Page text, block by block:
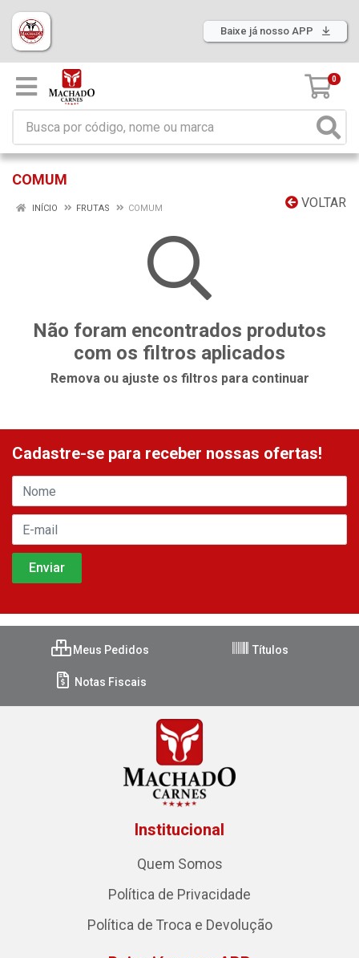
Baixe já nosso APP
0
COMUM
VOLTAR
INÍCIO FRUTAS COMUM
Não foram encontrados produtos
com os filtros aplicados
Remova ou ajuste os filtros para continuar
Cadastre-se para receber nossas ofertas!
Meus Pedidos Títulos
Notas Fiscais
Institucional
Quem Somos
Política de Privacidade
Política de Troca e Devolução